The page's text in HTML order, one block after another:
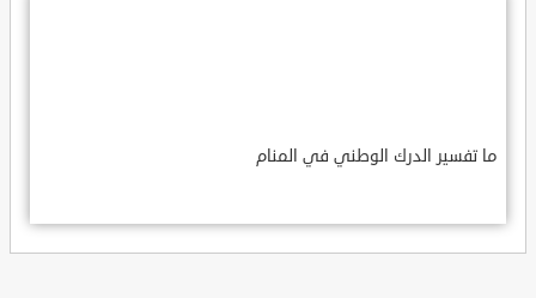
ما تفسير الدرك الوطني في المنام